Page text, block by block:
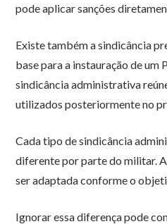
pode aplicar sanções
Existe também a sindicância
base para a instauração de um
sindicância administrativa
utilizados posteriormente no
Cada tipo de sindicância
diferente por parte do militar.
ser adaptada conforme o
Ignorar essa diferença pode